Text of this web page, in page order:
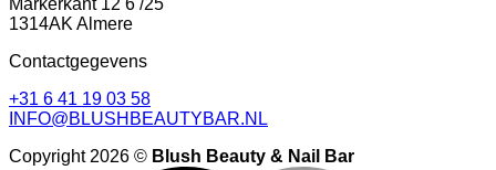
Markerkant 12 6 /25
1314AK Almere
Contactgegevens
+31 6 41 19 03 58
INFO@BLUSHBEAUTYBAR.NL
Copyright 2026 © Blush Beauty & Nail Bar